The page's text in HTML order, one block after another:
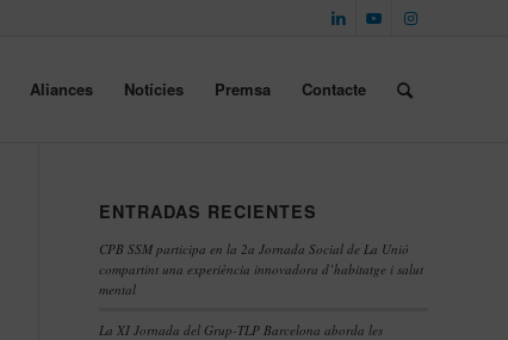
Aliances Notícies Premsa Contacte
ENTRADAS RECIENTES
CPB SSM participa en la 2a Jornada Social de La Unió
compartint una experiència innovadora d’habitatge i salut
mental
La XI Jornada del Grup-TLP Barcelona aborda les